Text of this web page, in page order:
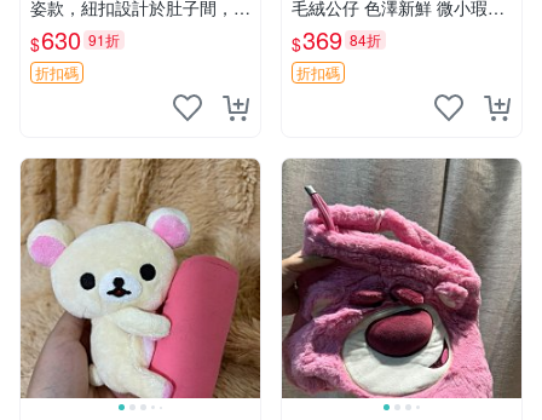
姿款，紐扣設計於肚子間，觸
感柔軟，實用推薦。主頁60
包 月亮熊 豆袋 細節
$630 91折
折扣碼
毛絨公仔 色澤新鮮 微小瑕疵
可收藏 中古 安撫熊 條紋公仔
$369 84折
折扣碼